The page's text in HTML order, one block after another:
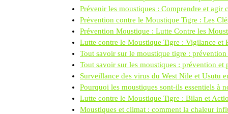
Prévenir les moustiques : Comprendre et agir
Prévention contre le Moustique Tigre : Les
Prévention Moustique : Lutte Contre les
Lutte contre le Moustique Tigre : Vigilance et
Tout savoir sur le moustique tigre : prévention
Tout savoir sur les moustiques : prévention et
Surveillance des virus du West Nile et Usutu
Pourquoi les moustiques sont-ils essentiels à
Lutte contre le Moustique Tigre : Bilan et
Moustiques et climat : comment la chaleur